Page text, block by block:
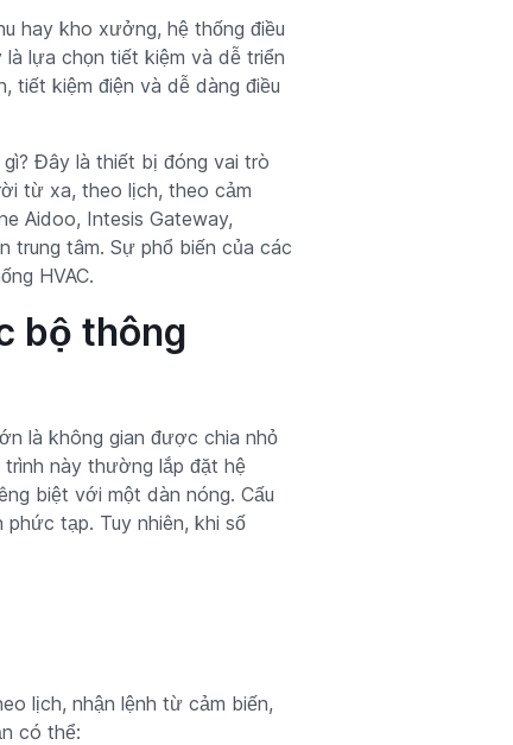
hay kho xưởng, hệ thống điều
lựa chọn tiết kiệm và dễ triển
tiết kiệm điện và dễ dàng điều
Đây là thiết bị đóng vai trò
từ xa, theo lịch, theo cảm
Aidoo, Intesis Gateway,
trung tâm. Sự phổ biến của các
HVAC.
bộ thông
là không gian được chia nhỏ
này thường lắp đặt hệ
biệt với một dàn nóng. Cấu
tạp. Tuy nhiên, khi số
lịch, nhận lệnh từ cảm biến,
có thể: